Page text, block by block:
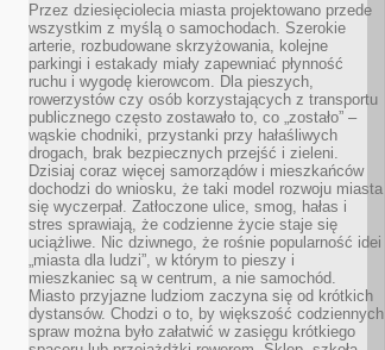
Przez dziesięciolecia miasta projektowano przede
wszystkim z myślą o samochodach. Szerokie
arterie, rozbudowane skrzyżowania, kolejne
parkingi i estakady miały zapewniać płynność
ruchu i wygodę kierowcom. Dla pieszych,
rowerzystów czy osób korzystających z transportu
publicznego często zostawało to, co „zostało” –
wąskie chodniki, przystanki przy hałaśliwych
drogach, brak bezpiecznych przejść i zieleni.
Dzisiaj coraz więcej samorządów i mieszkańców
dochodzi do wniosku, że taki model rozwoju miasta
się wyczerpał. Zatłoczone ulice, smog, hałas i
stres sprawiają, że codzienne życie staje się
uciążliwe. Nic dziwnego, że rośnie popularność idei
„miasta dla ludzi”, w którym to pieszy i
mieszkaniec są w centrum, a nie samochód.
Miasto przyjazne ludziom zaczyna się od krótkich
dystansów. Chodzi o to, by większość codziennych
spraw można było załatwić w zasięgu krótkiego